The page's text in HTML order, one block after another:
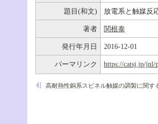
題目(和文) 放電系と触媒反
著者 関根泰
発行年月日 2016-12-01
パーマリンク https://catsj.jp/jnl/